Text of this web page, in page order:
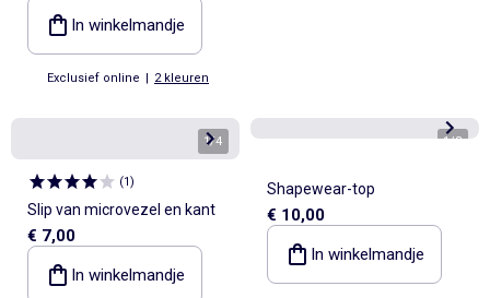
In winkelmandje
Exclusief online | 2 kleuren
1/4
(1)
Slip van microvezel en kant
€ 7,00
In winkelmandje
1/3
Shapewear-top
€ 10,00
In winkelmandje